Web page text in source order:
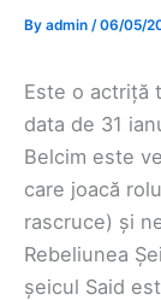
By admin /06/05/
Este o actriță
data de 31
Belcim este
care joacă
rascruce) și
Rebeliunea
șeicul Said